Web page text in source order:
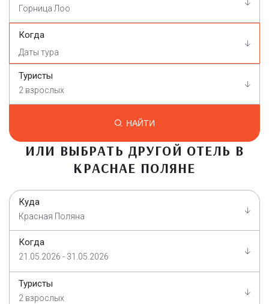
Горница Лоо
Когда
Туристы
2 взрослых
НАЙТИ
ИЛИ ВЫБРАТЬ ДРУГОЙ ОТЕЛЬ В
КРАСНАЕ ПОЛЯНЕ
Куда
Красная Поляна
Когда
21.05.2026 - 31.05.2026
Туристы
2 взрослых